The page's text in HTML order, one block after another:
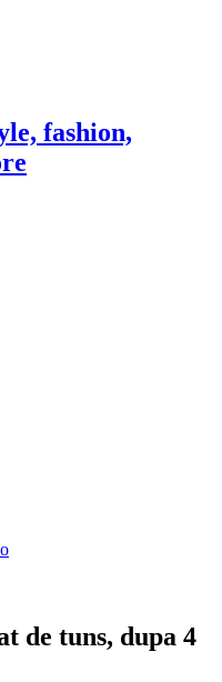
fashion,
de tuns, dupa 4